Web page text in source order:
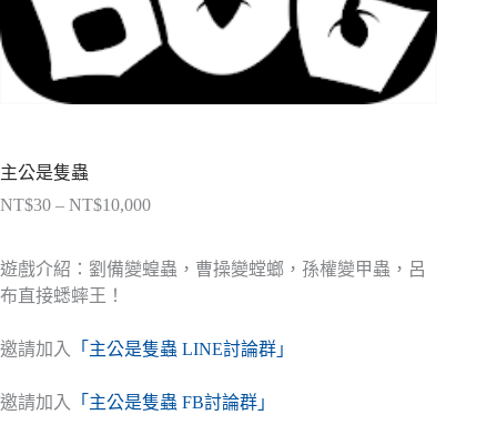
主公是隻蟲
NT$30 – NT$10,000價
範
到
NT$10,000
遊戲介紹：劉備變蝗蟲，曹操變螳螂，孫權變甲蟲，呂
布直接蟋蟀王！
邀請加入 「主公是隻蟲 LINE討論群」
邀請加入 「主公是隻蟲 FB討論群」